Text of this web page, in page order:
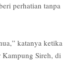
perhatian tanpa
katanya ketika
Kampung Sireh, di